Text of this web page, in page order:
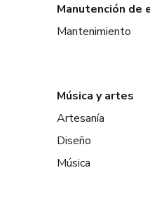
Manutención de
Mantenimiento
Música y artes
Artesanía
Diseño
Música